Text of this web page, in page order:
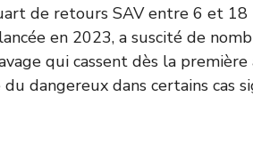
de retours SAV entre 6 et 18
en 2023, a suscité de
qui cassent dès la
dangereux dans certains cas